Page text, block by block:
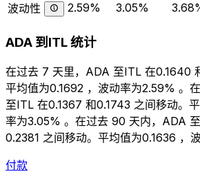
波动性
2.59% 3.05%
ADA 到ITL 统计
在过去 7 天里，ADA 至ITL 在0.1640
平均值为0.1692 ，波动率为2.59% 。
至ITL 在0.1367 和0.1743 之间移动。
率为3.05% 。在过去 90 天内，ADA
0.2381 之间移动。平均值为0.1636 ，
付款